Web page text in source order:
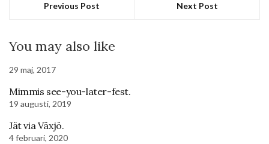
Previous Post Next Post
You may also like
29 maj, 2017
Mimmis see-you-later-fest.
19 augusti, 2019
Jät via Växjö.
4 februari, 2020